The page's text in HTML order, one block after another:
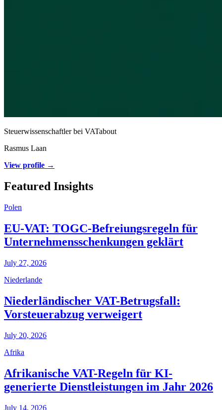
Steuerwissenschaftler bei VATabout
Rasmus Laan
View profile →
Featured Insights
Polen
EU-VAT: TOGC-Befreiungsregeln für
Unternehmensschenkungen geklärt
July 27, 2026
Niederlande
Niederländischer VAT-Betrugsfall:
Vorsteuerabzug verweigert
July 20, 2026
Afrika
Afrikanische VAT-Regeln für KI-
generierte Dienstleistungen im Jahr 2026
July 14, 2026